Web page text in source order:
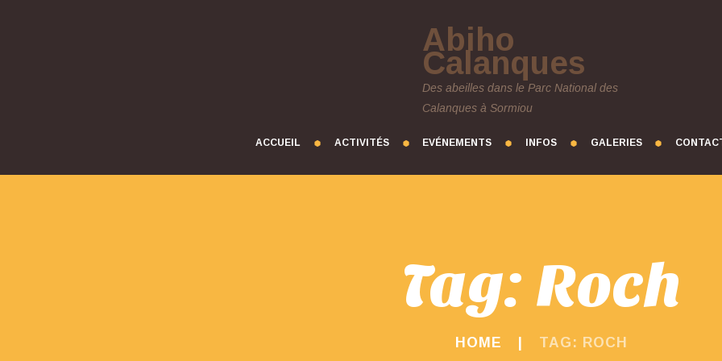
Abiho
Calanques
Des abeilles dans le Parc National des
Calanques à Sormiou
ACCUEIL ACTIVITÉS EVÉNEMENTS INFOS GALERIES
Tag: Roch
HOME TAG: ROCH